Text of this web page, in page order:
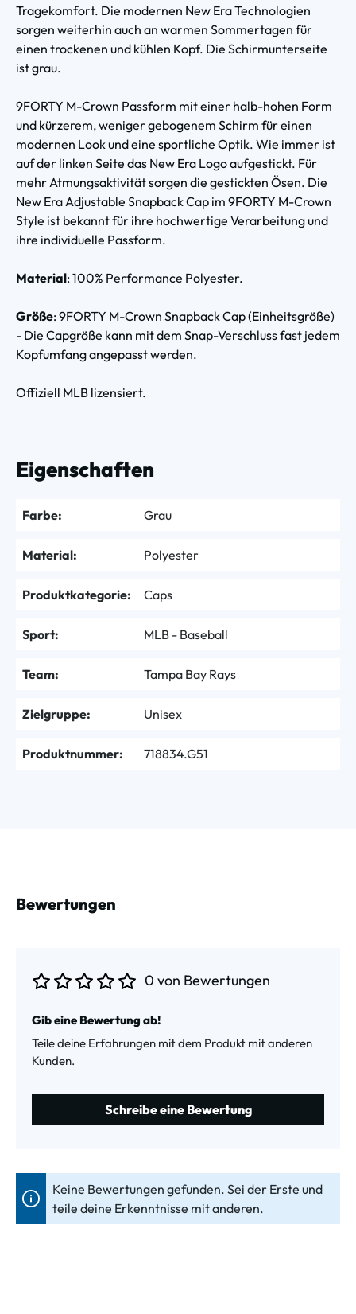
Tragekomfort. Die modernen New Era Technologien
sorgen weiterhin auch an warmen Sommertagen für
einen trockenen und kühlen Kopf. Die Schirmunterseite
ist grau.
9FORTY M-Crown Passform mit einer halb-hohen Form
und kürzerem, weniger gebogenem Schirm für einen
modernen Look und eine sportliche Optik. Wie immer ist
auf der linken Seite das New Era Logo aufgestickt. Für
mehr Atmungsaktivität sorgen die gestickten Ösen. Die
New Era Adjustable Snapback Cap im 9FORTY M-Crown
Style ist bekannt für ihre hochwertige Verarbeitung und
ihre individuelle Passform.
Material: 100% Performance Polyester.
Größe: 9FORTY M-Crown Snapback Cap (Einheitsgröße)
- Die Capgröße kann mit dem Snap-Verschluss fast jedem
Kopfumfang angepasst werden.
Offiziell MLB lizensiert.
Eigenschaften
Farbe: Grau
Material: Polyester
Produktkategorie: Caps
Sport: MLB - Baseball
Team: Tampa Bay Rays
Zielgruppe: Unisex
Produktnummer: 718834.G51
Bewertungen
0 von Bewertungen
Gib eine Bewertung ab!
Teile deine Erfahrungen mit dem Produkt mit anderen
Kunden.
Schreibe eine Bewertung
Keine Bewertungen gefunden. Sei der Erste und
teile deine Erkenntnisse mit anderen.